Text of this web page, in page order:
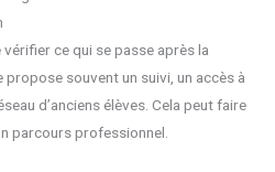
ce qui se passe après la
souvent un suivi, un accès à
d’anciens élèves. Cela peut faire
parcours professionnel.